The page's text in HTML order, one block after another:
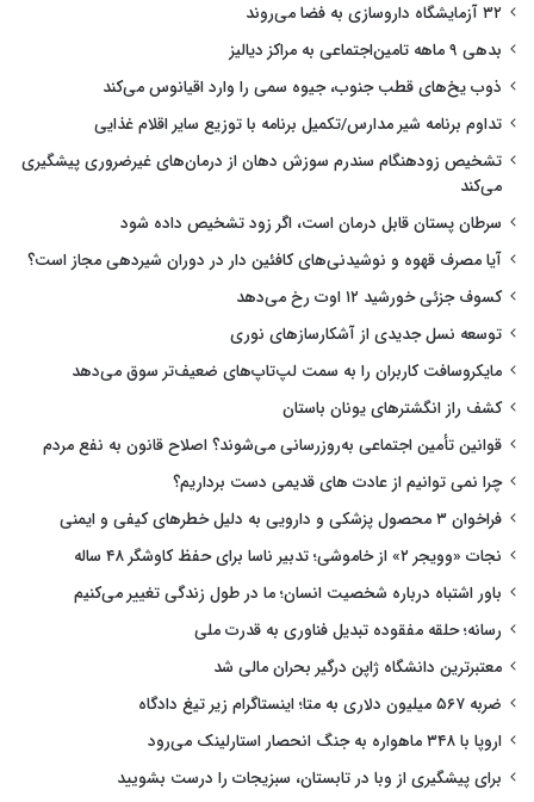
۳۲ آزمایشگاه داروسازی به فضا می‌روند
بدهی ۹ ماهه تامین‌اجتماعی به مراکز دیالیز
ذوب یخ‌های قطب جنوب، جیوه سمی را وارد اقیانوس می‌کند
تداوم برنامه شیر مدارس/تکمیل برنامه با توزیع سایر اقلام غذایی
تشخیص زودهنگام سندرم سوزش دهان از درمان‌های غیرضروری پیشگیری
می‌کند
سرطان پستان قابل درمان است، اگر زود تشخیص داده شود
آیا مصرف قهوه و نوشیدنی‌های کافئین دار در دوران شیردهی مجاز است؟
کسوف جزئی خورشید ۱۲ اوت رخ می‌دهد
توسعه نسل جدیدی از آشکارسازهای نوری
مایکروسافت کاربران را به سمت لپ‌تاپ‌های ضعیف‌تر سوق می‌دهد
کشف راز انگشترهای یونان باستان
قوانین تأمین اجتماعی به‌روزرسانی می‌شوند؟ اصلاح قانون به نفع مردم
چرا نمی توانیم از عادت های قدیمی دست برداریم؟
فراخوان ۳ محصول پزشکی و دارویی به دلیل خطرهای کیفی و ایمنی
نجات «وویجر ۲» از خاموشی؛ تدبیر ناسا برای حفظ کاوشگر ۴۸ ساله
باور اشتباه درباره شخصیت انسان؛ ما در طول زندگی تغییر می‌کنیم
رسانه؛ حلقه مفقوده تبدیل فناوری به قدرت ملی
معتبرترین دانشگاه ژاپن درگیر بحران مالی شد
ضربه ۵۶۷ میلیون دلاری به متا؛ اینستاگرام زیر تیغ دادگاه
اروپا با ۳۴۸ ماهواره به جنگ انحصار استارلینک می‌رود
برای پیشگیری از وبا در تابستان، سبزیجات را درست بشویید